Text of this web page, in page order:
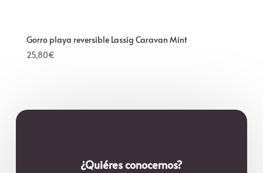
Gorro playa reversible Lassig Caravan Mint
25,80€
¿Quiéres conocernos?